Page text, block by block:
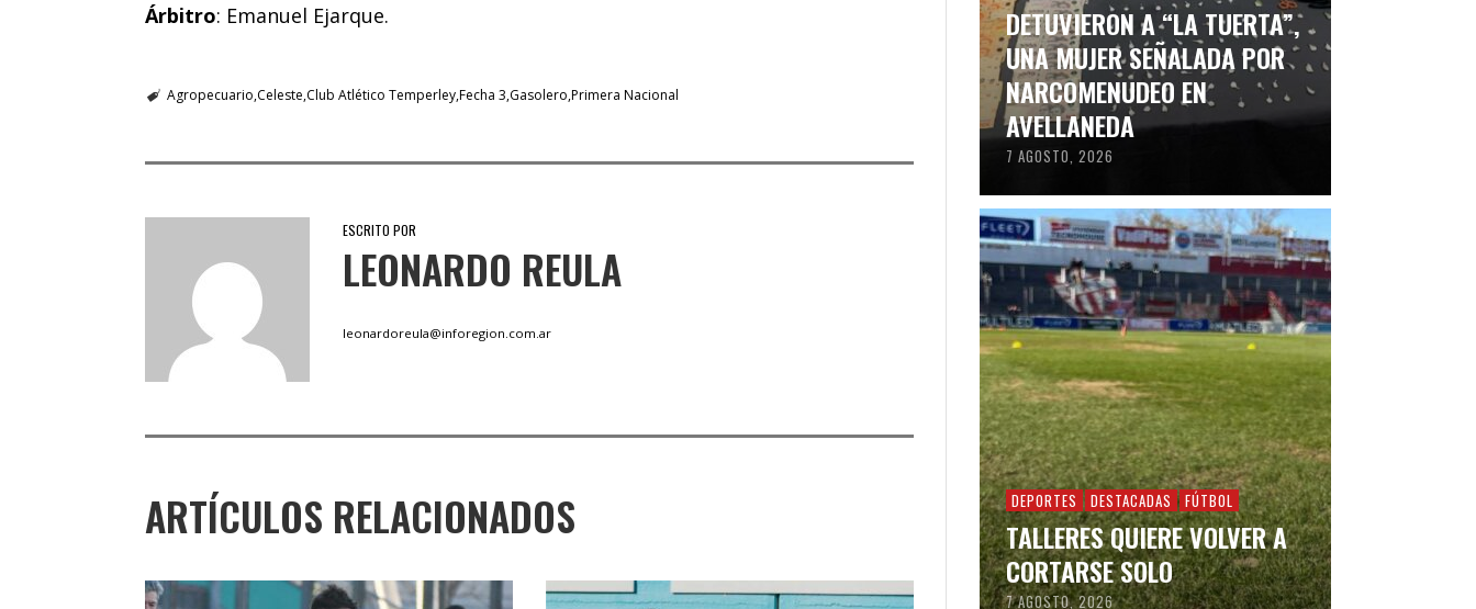
Árbitro: Emanuel Ejarque.
Agropecuario Celeste Club Atlético TemperleyFecha 3 Gasolero Primera Nacional
ESCRITO POR
LEONARDO REULA
leonardoreula@inforegion.com.ar
ARTÍCULOS RELACIONADOS
DETUVIERON A “LA TUERTA”,
UNA MUJER SEÑALADA POR
NARCOMENUDEO EN
AVELLANEDA
7 AGOSTO, 2026
DEPORTES DESTACADAS FÚTBOL
TALLERES QUIERE VOLVER A
CORTARSE SOLO
7 AGOSTO, 2026